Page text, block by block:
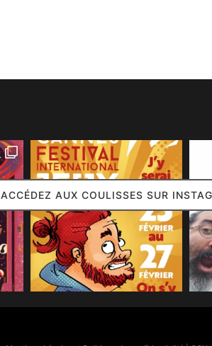
ACCÉDEZ AUX COULISSES SUR